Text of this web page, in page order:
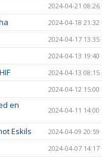
2024-04-21 08:26
2024-04-18 21:32
2024-04-17 13:35
2024-04-13 19:40
2024-04-13 08:15
2024-04-12 15:00
en
2024-04-11 14:00
Eskils 2024-04-09 20:59
2024-04-07 14:17